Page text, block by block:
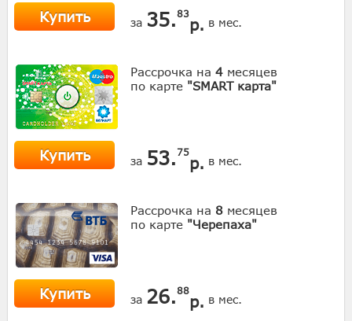
Купить за 35.83
р. в мес.
Рассрочка на 4 месяцев
по карте "SMART карта"
Купить за 53. 75
р. в мес.
Рассрочка на 8 месяцев
по карте "Черепаха"
Купить за 26.88
р. в мес.